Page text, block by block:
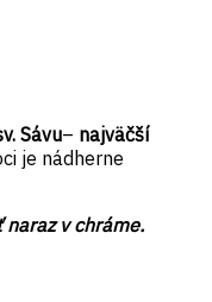
Sávu– najväčší
je nádherne
v chráme.